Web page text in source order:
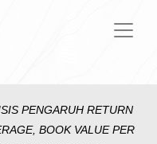
PENGARUH RETURN
BOOK VALUE PER